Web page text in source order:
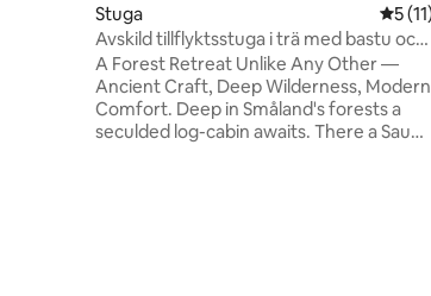
Stuga 5 av
5
Avskild tillflyktsstuga i trä med bastu och
bubbelpool
A Forest Retreat Unlike Any Other —
Ancient Craft, Deep Wilderness, Modern
Comfort. Deep in Småland's forests a
seculded log-cabin awaits. There a Sauna